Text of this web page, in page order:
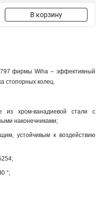
В корзину
фирмы Wiha – эффективный
стопорных колец.
из хром-ванадиевой стали с
наконечниками;
устойчивым к воздействию
°;